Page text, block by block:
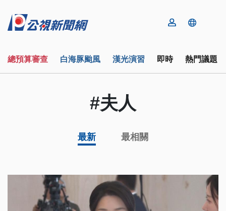
總預算審查 白海豚颱風 漢光演習 即時 熱門議題
#夫人
最新 最相關